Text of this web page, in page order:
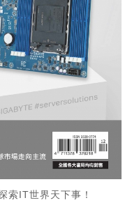
索IT世界天下事！